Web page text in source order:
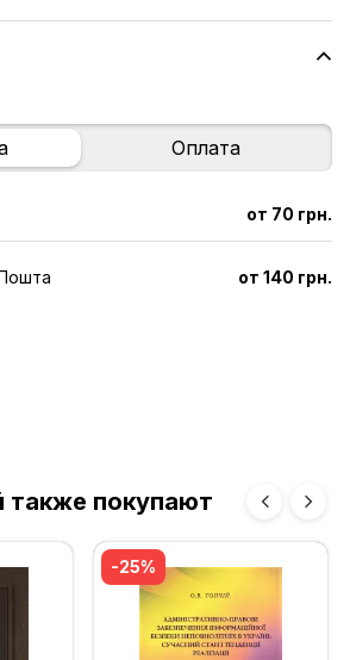
Оплата
от 70 грн.
от 140 грн.
также покупают
-25%